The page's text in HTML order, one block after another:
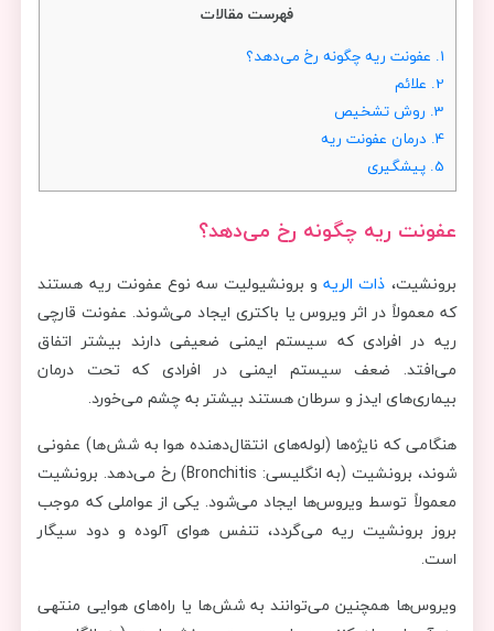
فهرست مقالات
1. عفونت ریه چگونه رخ می‌دهد؟
2. علائم
3. روش تشخیص
4. درمان عفونت ریه
5. پیشگیری
عفونت ریه چگونه رخ می‌دهد؟
برونشیت، ذات الریهو برونشیولیت سه نوع عفونت ریه هستند
که معمولاً در اثر ویروس یا باکتری ایجاد می‌شوند. عفونت قارچی
ریه در افرادی که سیستم ایمنی ضعیفی دارند بیشتر اتفاق
می‌افتد. ضعف سیستم ایمنی در افرادی که تحت درمان
بیماری‌های ایدز و سرطان هستند بیشتر به چشم می‌خورد.
هنگامی که نایژه‌ها (لوله‌های انتقال‌دهنده هوا به شش‌ها) عفونی
شوند، برونشیت (به انگلیسی: Bronchitis) رخ می‌دهد. برونشیت
معمولاً توسط ویروس‌ها‌ ایجاد می‌شود. یکی از عواملی که موجب
بروز برونشیت ریه می‌گردد، تنفس هوای آلوده و دود سیگار
است.
ویروس‌ها همچنین می‌توانند به شش‌ها یا راه‌های هوایی منتهی